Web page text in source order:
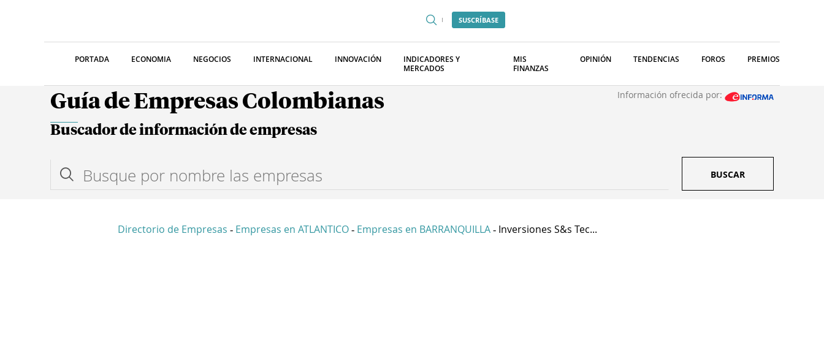
SUSCRÍBASE
PORTADA ECONOMIA NEGOCIOS INTERNACIONAL INNOVACIÓN
INDICADORES Y
MERCADOS
MIS
FINANZAS
OPINIÓN TENDENCIAS FOROS PREMIOS
Guía de Empresas Colombianas Información ofrecida por:
Buscador de información de empresas
BUSCAR
Directorio de Empresas - Empresas en ATLANTICO - Empresas en BARRANQUILLA - Inversiones S&s Tec...